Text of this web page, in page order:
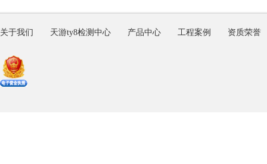
关于我们 天游ty8检测中心 产品中心 工程案例 资质荣誉